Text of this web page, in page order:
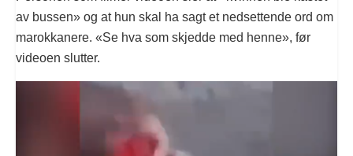
av bussen» og at hun skal ha sagt et nedsettende ord om
marokkanere. «Se hva som skjedde med henne», før
videoen slutter.